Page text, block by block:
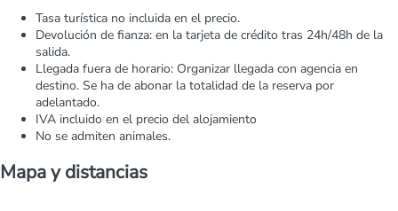
Tasa turística no incluida en el precio.
Devolución de fianza: en la tarjeta de crédito tras 24h/48h de la
salida.
Llegada fuera de horario: Organizar llegada con agencia en
destino. Se ha de abonar la totalidad de la reserva por
adelantado.
IVA incluido en el precio del alojamiento
No se admiten animales.
Mapa y distancias